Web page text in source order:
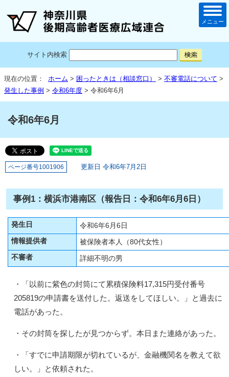
サイト内検索
メニュー
現在の位置： ホーム > 困ったときは（相談窓口） > 不審電話について >
発生した事例 > 令和6年度 > 令和6年6月
令和6年6月
ページ番号1001906 更新日 令和6年7月2日
事例1：横浜市港南区（報告日：令和6年6月6日）
発生日
令和6年6月6日
情報提供者
被保険者本人（80代女性）
不審者
詳細不明の男
・「以前に紫色の封筒にて累積保険料17,315円受付番号
205819の申請書を送付した。返送をしてほしい。」と過去に
電話があった。
・その封筒を探したが見つからず。本日また連絡があった。
・「すでに申請期限が切れているが、金融機関名を教えて欲
しい。」と依頼された。